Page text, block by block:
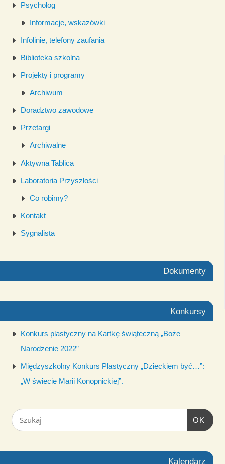
Psycholog
Informacje, wskazówki
Infolinie, telefony zaufania
Biblioteka szkolna
Projekty i programy
Archiwum
Doradztwo zawodowe
Przetargi
Archiwalne
Aktywna Tablica
Laboratoria Przyszłości
Co robimy?
Kontakt
Sygnalista
Dokumenty
Konkursy
Konkurs plastyczny na Kartkę świąteczną „Boże
Narodzenie 2022”
Międzyszkolny Konkurs Plastyczny „Dzieckiem być…”:
„W świecie Marii Konopnickiej”.
OK
Kalendarz